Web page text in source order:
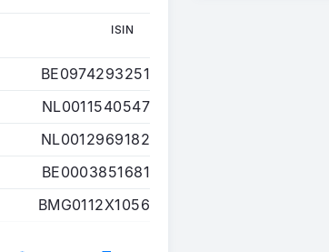
ISIN
BE0974293251
NL0011540547
NL0012969182
BE0003851681
BMG0112X1056